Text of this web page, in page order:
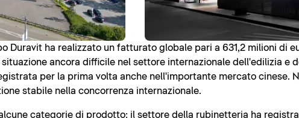
Duravit ha realizzato un fatturato globale pari a 631,2 milioni di
ancora difficile nel settore internazionale dell'edilizia e
per la prima volta anche nell'importante mercato cinese.
stabile nella concorrenza internazionale.
categorie di prodotto: il settore della rubinetteria ha